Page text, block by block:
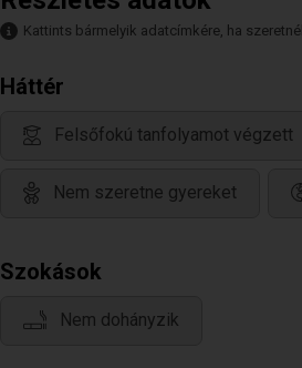
Kattints bármelyik adatcímkére, ha
Háttér
Felsőfokú tanfolyamot végzett
Nem szeretne gyereket
Szokások
Nem dohányzik